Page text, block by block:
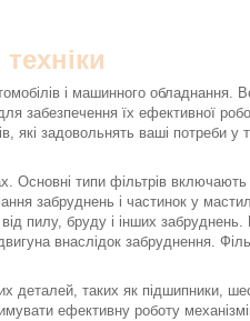
і машинного обладнання.
забезпечення їх ефективної
задовольнять ваші потреби у
Основні типи фільтрів включають
забруднень і частинок у
пилу, бруду і інших забруднень.
внаслідок забруднення.
деталей, таких як підшипники,
ефективну роботу